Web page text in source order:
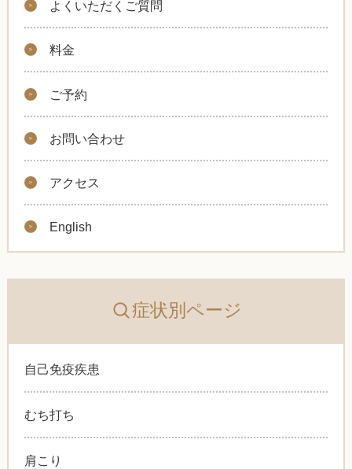
よくいただくご質問
料金
ご予約
お問い合わせ
アクセス
English
症状別ページ
自己免疫疾患
むち打ち
肩こり